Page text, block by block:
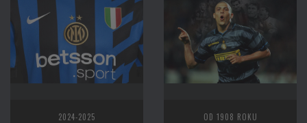
2024-2025 OD 1908 ROKU